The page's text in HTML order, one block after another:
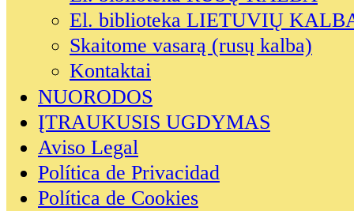
El. biblioteka LIETUVIŲ
Skaitome vasarą (rusų kalba)
Kontaktai
NUORODOS
ĮTRAUKUSIS UGDYMAS
Aviso Legal
Política de Privacidad
Política de Cookies